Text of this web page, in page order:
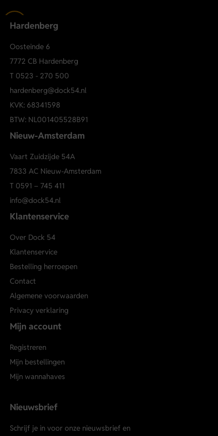
Hardenberg
Oosteinde 6
7772 CB Hardenberg
T 0523 - 270 500
hardenberg@dock54.nl
KVK: 68341598
BTW: NL001405528B91
Nieuw-Amsterdam
Vaart Zuidzijde 54A
7833 AC Nieuw-Amsterdam
T 0591 – 745 411
info@dock54.nl
Klantenservice
Over Dock 54
Klantenservice
Bestelling herroepen
Contact
Algemene voorwaarden
Privacy verklaring
Mijn account
Registreren
Mijn bestellingen
Mijn wannahaves
Nieuwsbrief
Schrijf je in voor onze nieuwsbrief en